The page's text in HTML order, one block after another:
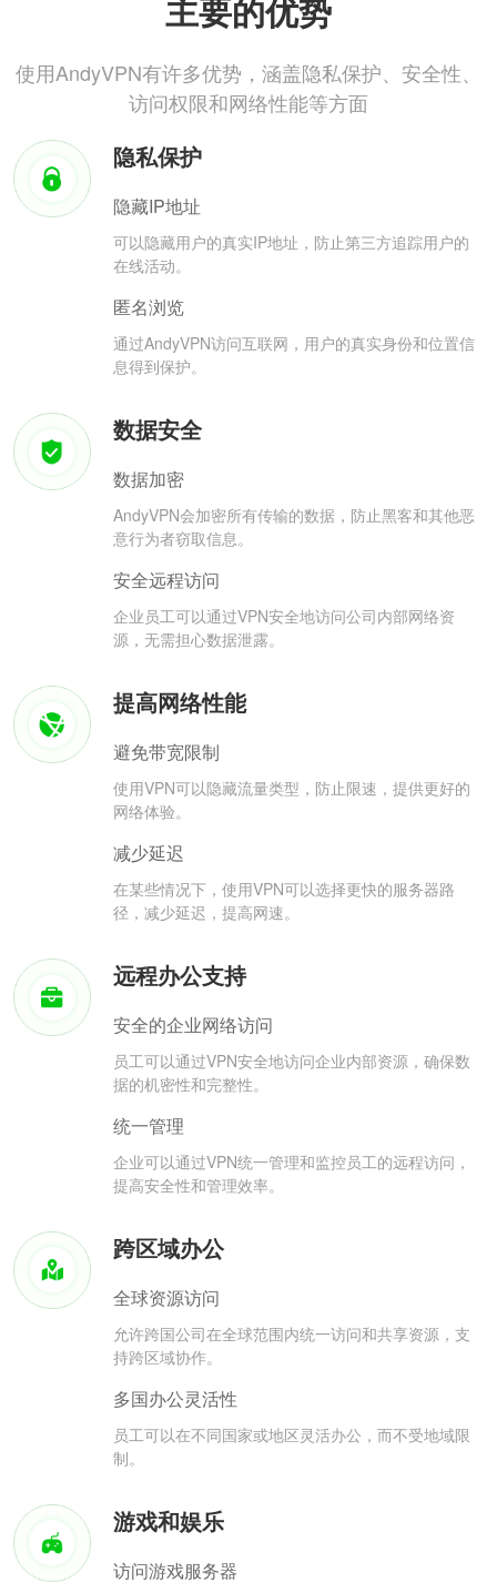
主要的优势
使用AndyVPN有许多优势，涵盖隐私保护、安全性、
访问权限和网络性能等方面
隐私保护
隐藏IP地址
可以隐藏用户的真实IP地址，防止第三方追踪用户的
在线活动。
匿名浏览
通过AndyVPN访问互联网，用户的真实身份和位置信
息得到保护。
数据安全
数据加密
AndyVPN会加密所有传输的数据，防止黑客和其他恶
意行为者窃取信息。
安全远程访问
企业员工可以通过VPN安全地访问公司内部网络资
源，无需担心数据泄露。
提高网络性能
避免带宽限制
使用VPN可以隐藏流量类型，防止限速，提供更好的
网络体验。
减少延迟
在某些情况下，使用VPN可以选择更快的服务器路
径，减少延迟，提高网速。
远程办公支持
安全的企业网络访问
员工可以通过VPN安全地访问企业内部资源，确保数
据的机密性和完整性。
统一管理
企业可以通过VPN统一管理和监控员工的远程访问，
提高安全性和管理效率。
跨区域办公
全球资源访问
允许跨国公司在全球范围内统一访问和共享资源，支
持跨区域协作。
多国办公灵活性
员工可以在不同国家或地区灵活办公，而不受地域限
制。
游戏和娱乐
访问游戏服务器